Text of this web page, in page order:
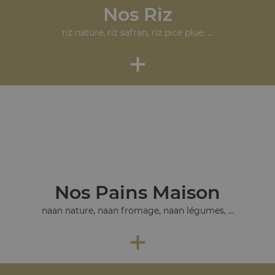
Nos Riz
riz nature, riz safran, riz pice plue, ...
+
Nos Pains Maison
naan nature, naan fromage, naan légumes, ...
+